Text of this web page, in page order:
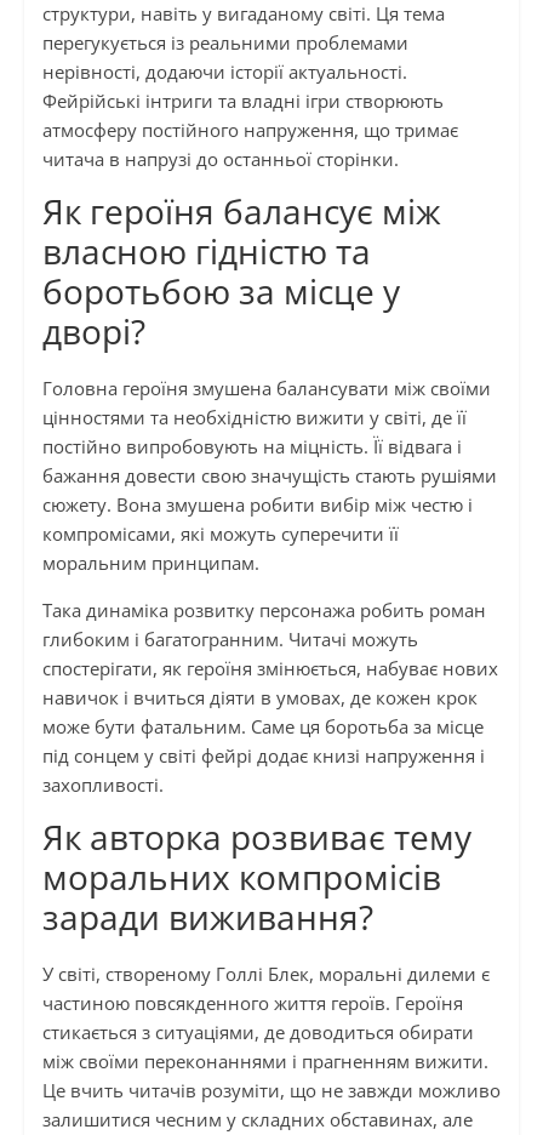
структури, навіть у вигаданому світі. Ця тема
перегукується із реальними проблемами
нерівності, додаючи історії актуальності.
Фейрійські інтриги та владні ігри створюють
атмосферу постійного напруження, що тримає
читача в напрузі до останньої сторінки.
Як героїня балансує між
власною гідністю та
боротьбою за місце у
дворі?
Головна героїня змушена балансувати між своїми
цінностями та необхідністю вижити у світі, де її
постійно випробовують на міцність. Її відвага і
бажання довести свою значущість стають рушіями
сюжету. Вона змушена робити вибір між честю і
компромісами, які можуть суперечити її
моральним принципам.
Така динаміка розвитку персонажа робить роман
глибоким і багатогранним. Читачі можуть
спостерігати, як героїня змінюється, набуває нових
навичок і вчиться діяти в умовах, де кожен крок
може бути фатальним. Саме ця боротьба за місце
під сонцем у світі фейрі додає книзі напруження і
захопливості.
Як авторка розвиває тему
моральних компромісів
заради виживання?
У світі, створеному Голлі Блек, моральні дилеми є
частиною повсякденного життя героїв. Героїня
стикається з ситуаціями, де доводиться обирати
між своїми переконаннями і прагненням вижити.
Це вчить читачів розуміти, що не завжди можливо
залишитися чесним у складних обставинах, але